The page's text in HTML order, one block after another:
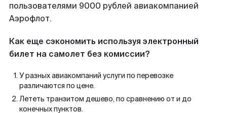
пользователями 9000 рублей авиакомпанией
Аэрофлот.
Как еще сэкономить используя электронный
билет на самолет без комиссии?
У разных авиакомпаний услуги по перевозке
различаются по цене.
Лететь транзитом дешево, по сравнению от и до
конечных пунктов.